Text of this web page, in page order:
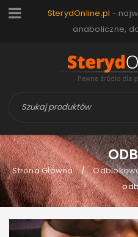
SterydOnline.pl -
anaboliczne,
Strona Główna /